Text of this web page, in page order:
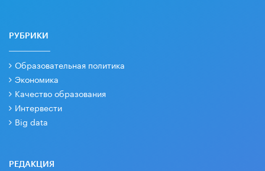
РУБРИКИ
Образовательная политика
Экономика
Качество образования
Интервести
Big data
РЕДАКЦИЯ